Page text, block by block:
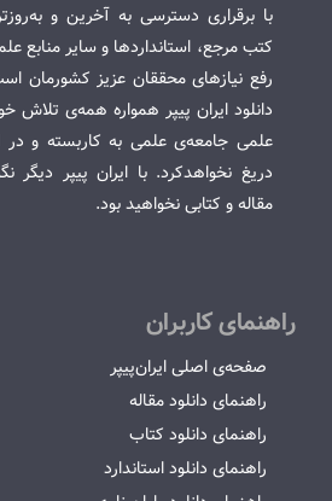
با برقراری دسترسی به آخرین و
کتب مرجع، استانداردها و سایر منابع
رفع نیازهای محققان عزیز کشورمان
دانلود ایران پیپر همواره همه‌ی تلاش
علمی جامعه‌ی علمی به کاربسته و در
دریغ نخواهدکرد. با ایران پیپر
مقاله و کتابی نخواهید بود.
راهنمای کاربران
صفحه‌ی اصلی ایران‌پیپر
راهنمای دانلود مقاله
راهنمای دانلود کتاب
راهنمای دانلود استاندارد